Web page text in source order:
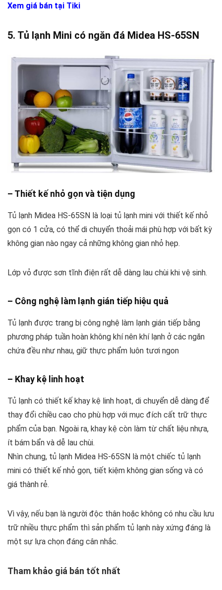
Xem giá bán tại Tiki
5. Tủ lạnh Mini có ngăn đá Midea HS-65SN
– Thiết kế nhỏ gọn và tiện dụng
Tủ lạnh Midea HS-65SN là loại tủ lạnh mini với thiết kế nhỏ
gọn có 1 cửa, có thể di chuyển thoải mái phù hợp với bất kỳ
không gian nào ngay cả những không gian nhỏ hẹp.
Lớp vỏ được sơn tĩnh điện rất dễ dàng lau chùi khi vệ sinh.
– Công nghệ làm lạnh gián tiếp hiệu quả
Tủ lạnh được trang bị công nghệ làm lạnh gián tiếp bằng
phương pháp tuần hoàn không khí nên khí lạnh ở các ngăn
chứa đều như nhau, giữ thực phẩm luôn tươi ngon
– Khay kệ linh hoạt
Tủ lạnh có thiết kế khay kệ linh hoạt, di chuyển dễ dàng để
thay đổi chiều cao cho phù hợp với mục đích cất trữ thực
phẩm của bạn. Ngoài ra, khay kệ còn làm từ chất liệu nhựa,
ít bám bẩn và dễ lau chùi.
Nhìn chung, tủ lạnh Midea HS-65SN là một chiếc tủ lạnh
mini có thiết kế nhỏ gọn, tiết kiệm không gian sống và có
giá thành rẻ.
Vì vậy, nếu bạn là người độc thân hoặc không có nhu cầu lưu
trữ nhiều thực phẩm thì sản phẩm tủ lạnh này xứng đáng là
một sự lựa chọn đáng cân nhắc.
Tham khảo giá bán tốt nhất